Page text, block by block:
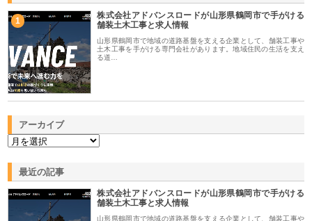
1
株式会社アドバンスロードが山形県鶴岡市で手がける
舗装土木工事と求人情報
山形県鶴岡市で地域の道路基盤を支える企業として、舗装工事や
土木工事を手がける専門会社があります。地域住民の生活を支え
る道…
アーカイブ
最近の記事
株式会社アドバンスロードが山形県鶴岡市で手がける
舗装土木工事と求人情報
山形県鶴岡市で地域の道路基盤を支える企業として、舗装工事や